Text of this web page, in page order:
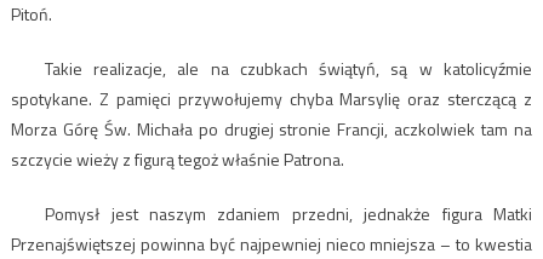
Pitoń.
Takie realizacje, ale na czubkach świątyń, są w katolicyźmie
spotykane. Z pamięci przywołujemy chyba Marsylię oraz sterczącą z
Morza Górę Św. Michała po drugiej stronie Francji, aczkolwiek tam na
szczycie wieży z figurą tegoż właśnie Patrona.
Pomysł jest naszym zdaniem przedni, jednakże figura Matki
Przenajświętszej powinna być najpewniej nieco mniejsza – to kwestia